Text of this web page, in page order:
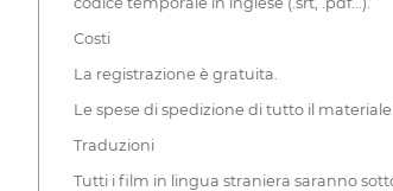
Costi
La registrazione è gratuita.
Le spese di spedizione di tutto il
Traduzioni
Tutti i film in lingua straniera saranno